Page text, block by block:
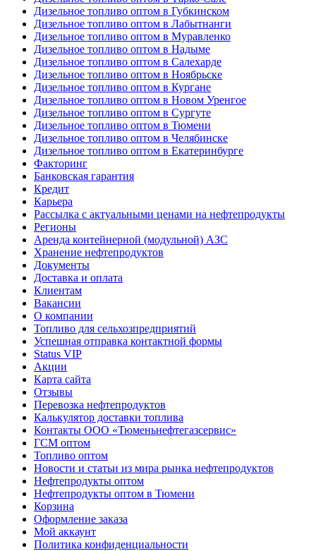
Дизельное топливо оптом в Губкинском
Дизельное топливо оптом в Лабытнанги
Дизельное топливо оптом в Муравленко
Дизельное топливо оптом в Надыме
Дизельное топливо оптом в Салехарде
Дизельное топливо оптом в Ноябрьске
Дизельное топливо оптом в Кургане
Дизельное топливо оптом в Новом Уренгое
Дизельное топливо оптом в Сургуте
Дизельное топливо оптом в Тюмени
Дизельное топливо оптом в Челябинске
Дизельное топливо оптом в Екатеринбурге
Факторинг
Банковская гарантия
Кредит
Карьера
Рассылка с актуальными ценами на нефтепродукты
Регионы
Аренда контейнерной (модульной) АЗС
Хранение нефтепродуктов
Документы
Доставка и оплата
Клиентам
Вакансии
О компании
Топливо для сельхозпредприятий
Успешная отправка контактной формы
Status VIP
Акции
Карта сайта
Отзывы
Перевозка нефтепродуктов
Калькулятор доставки топлива
Контакты ООО «Тюменьнефтегазсервис»
ГСМ оптом
Топливо оптом
Новости и статьи из мира рынка нефтепродуктов
Нефтепродукты оптом
Нефтепродукты оптом в Тюмени
Корзина
Оформление заказа
Мой аккаунт
Политика конфиденциальности